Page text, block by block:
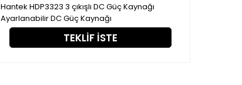
TEKLIF İSTE
Hantek HDP3323 3 çıkışlı DC Güç Kaynağı
Ayarlanabilir DC Güç Kaynağı